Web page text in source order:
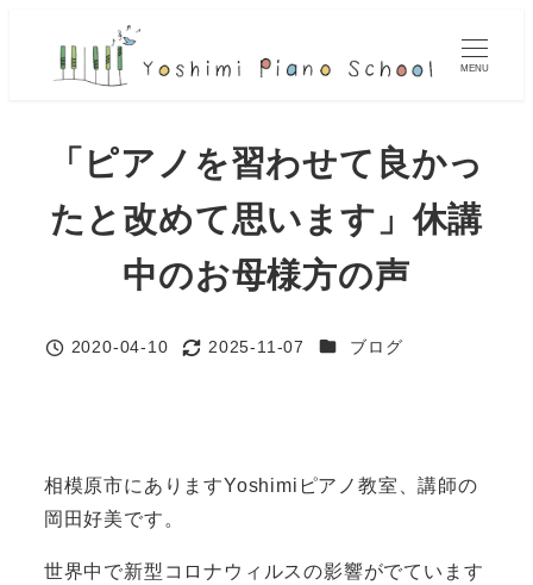
MENU
「ピアノを習わせて良かっ
たと改めて思います」休講
中のお母様方の声
投稿日
2020-04-10
更新日
2025-11-07 カテゴリー
ブログ
相模原市にありますYoshimiピアノ教室、講師の
岡田好美です。
世界中で新型コロナウィルスの影響がでています